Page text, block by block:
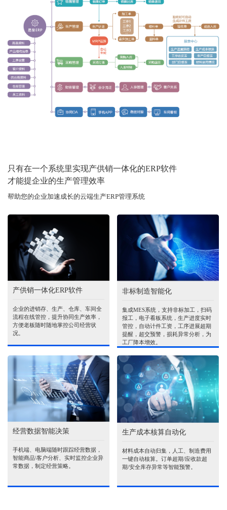
只有在一个系统里实现产供销一体化的ERP软件
才能提企业的生产管理效率
帮助您的企业加速成长的云端生产ERP管理系统
产供销一体化ERP软件
企业的进销存、生产、仓库、车间全
流程在线管控，提升协同生产效率，
方便老板随时随地掌控公司经营状
况。
非标制造智能化
集成MES系统，支持非标加工，扫码
报工，电子看板系统，生产进度实时
管控，自动计件工资，工序进展超期
提醒，超交预警，损耗异常分析，为
工厂降本增效。
经营数据智能决策
手机端、电脑端随时跟踪经营数据，
智能商品\客户分析、实时监控企业异
常数据，制定经营策略。
生产成本核算自动化
材料成本自动归集，人工、制造费用
一键自动核算。订单超期/应收款超
期/安全库存异常等智能预警。